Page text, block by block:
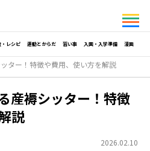
・レシピ 運動とからだ 習い事 入園・入学準備 漫画
ター！特徴や費用、使い方を解説
産褥シッター！特徴
説
2026.02.10